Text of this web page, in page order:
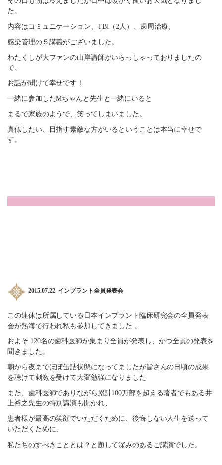
た。
内容はコミュニケーション、TBI（2人）、歯周治療、
感染管理の５講義がございました。
わたくしが大ファンの山岸講師がいらっしゃっておりましたの
で、
お話が聞けて幸せです！
一緒に参加したMちゃんと先生と一緒にいると
まるで家族のようで、笑ってしまいました。
真似したい、目指す素敵な方がいるということは本当に幸せで
す。
2015.07.22 インプラント全員発表会
この連休は所属している日本インプラント臨床研究会の全員発表
会が熱海で行われ私も参加してきました 。
およそ 120名の歯科医師が集まり全員が発表し、かつ全員の発表を
聞きました。
朝から夜までほぼ缶詰状態になってましたが皆さんの日頃の成果
を聴けて刺激を受けて大変勉強になりました
また、歯科医師でありながら累計100万部を超える著者でもある井
上裕之先生の特別講演も開かれ、
患者様が最高の笑顔でいただくために、後悔しない人生を送って
いただくために、
私たちのすべきこととは？と題して深みのあるご講演でした。